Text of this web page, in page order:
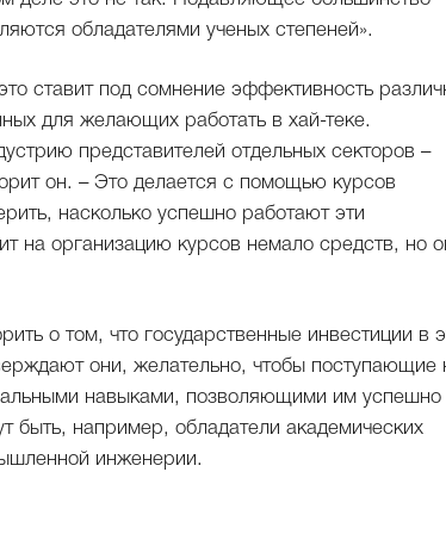
обладателями ученых степеней».
ставит под сомнение эффективность
для желающих работать в хай-теке.
представителей отдельных секторов –
он. – Это делается с помощью курсов
насколько успешно работают эти
на организацию курсов немало средств, но
о том, что государственные инвестиции в
они, желательно, чтобы поступающие
навыками, позволяющими им успешно
быть, например, обладатели академических
инженерии.